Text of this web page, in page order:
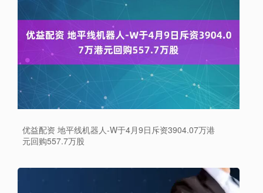
优益配资 地平线机器人-W于4月9日斥资3904.07万港
元回购557.7万股